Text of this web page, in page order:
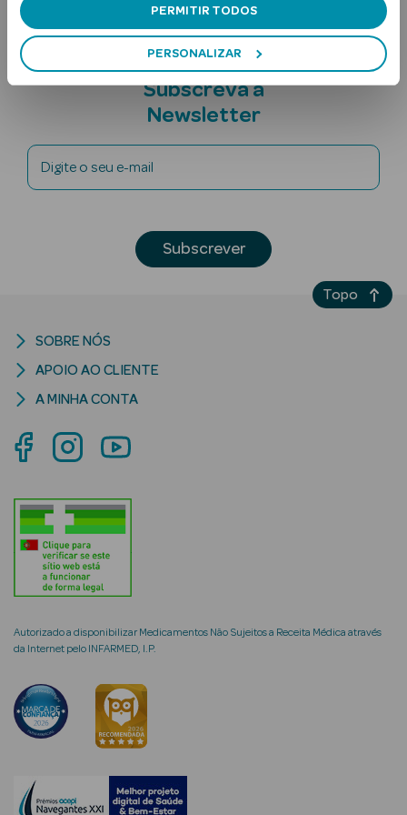
PERMITIR TODOS
PERSONALIZAR
Ver Tudo
Solares
Solares Bebé e
Criança
Rosto e
Ver Tudo
Cosmética
Hidratantes
Séruns Faciais
Creme de Olhos
envelhecimento
Subscreva a
Newsletter
Digite o seu e-mail
Subscrever
Autorizado a disponibilizar Medicamentos Não Sujeitos a Receita Médica através
da Internet pelo INFARMED, I.P.
SOBRE NÓS
APOIO AO CLIENTE
A MINHA CONTA
Topo